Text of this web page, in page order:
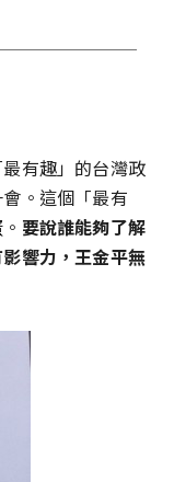
有趣」的台灣政
。這個「最有
要說誰能夠了解
響力，王金平無